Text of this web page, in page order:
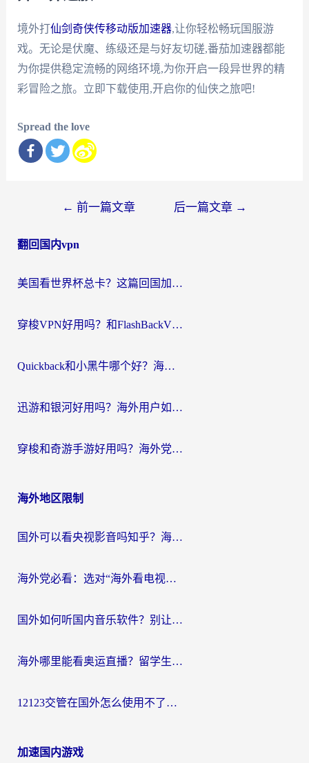
境外打仙剑奇侠传移动版加速器,让你轻松畅玩国服游
戏。无论是伏魔、练级还是与好友切磋,番茄加速器都能
为你提供稳定流畅的网络环境,为你开启一段异世界的精
彩冒险之旅。立即下载使用,开启你的仙侠之旅吧!
Spread the love
导
← 前一篇文章 后一篇文章 →
翻回国内vpn
美国看世界杯总卡？这篇回国加速器指南帮你无缝刷国内资源（附苹果手机VPN设置步骤）
穿梭VPN好用吗？和FlashBackVPN对比哪个回国效果更好？
Quickback和小黑牛哪个好？海外党亲测指南，选对回国加速器秒回国内
迅游和银河好用吗？海外用户如何选择回国加速器实现无缝访问国内资源
穿梭和奇游手游好用吗？海外党亲测3款回国加速器，附蜜蜂加速器七天试用攻略
海外地区限制
国外可以看央视影音吗知乎？海外党亲测有效的回国加速方案
海外党必看：选对“海外看电视剧软件”，再也不用愁国内剧刷不了
国外如何听国内音乐软件？别让地域限制，断了你的中文歌单
海外哪里能看奥运直播？留学生&海外华人必看的体育赛事观赛终极指南
12123交管在国外怎么使用不了？海外华人必看的无缝访问国内资源指南
加速国内游戏